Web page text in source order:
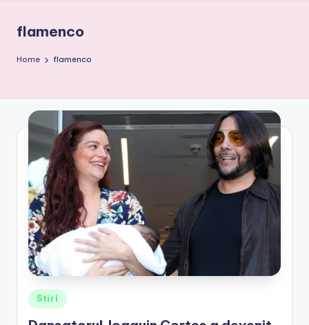
e
s
c
a
e
.
r
o
urbane
flamenco
Home flamenco
Posted
Stiri